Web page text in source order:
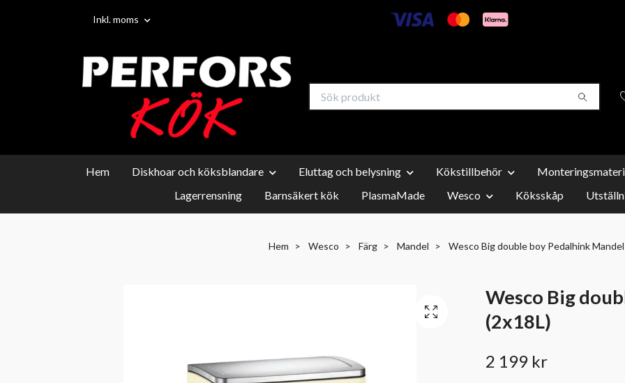
Inkl. moms
Hem Diskhoar och köksblandare Eluttag och belysning Kökstillbehör
Lagerrensning
Barnsäkert kök PlasmaMade Wesco Köksskåp
Hem Wesco Färg Mandel Wesco Big double boy Pedalhink
Wesco Big
(2x18L)
2 199 kr